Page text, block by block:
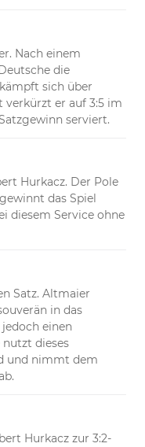
Nach einem
die
sich über
verkürzt er auf 3:5 im
serviert.
Hurkacz. Der Pole
das Spiel
diesem Service ohne
Satz. Altmaier
in das
einen
dieses
und nimmt dem
Hurkacz zur 3:2-